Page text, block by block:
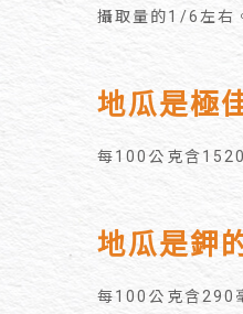
攝取量的1/6左右
地瓜是極
每100公克含
地瓜是鉀
每100公克含290